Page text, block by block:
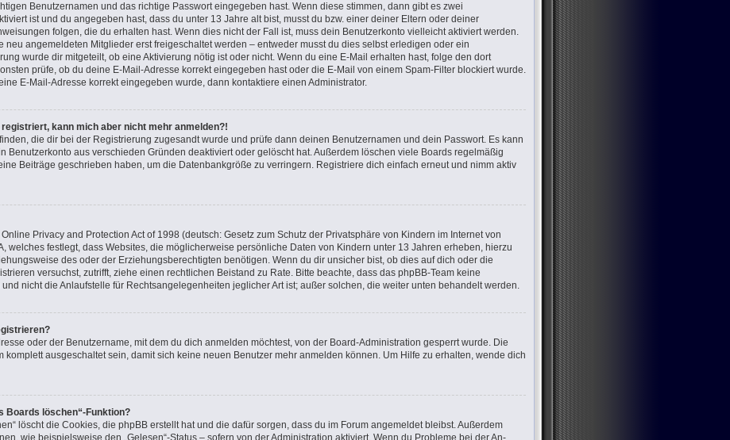
Benutzernamen und das richtige Passwort eingegeben hast. Wenn diese stimmen, dann gibt es zwei
ist und du angegeben hast, dass du unter 13 Jahre alt bist, musst du bzw. einer deiner Eltern oder deiner
folgen, die du erhalten hast. Wenn dies nicht der Fall ist, muss dein Benutzerkonto vielleicht aktiviert werden.
neu angemeldeten Mitglieder erst freigeschaltet werden – entweder musst du dies selbst erledigen oder ein
wurde dir mitgeteilt, ob eine Aktivierung nötig ist oder nicht. Wenn du eine E-Mail erhalten hast, folge den dort
prüfe, ob du deine E-Mail-Adresse korrekt eingegeben hast oder die E-Mail von einem Spam-Filter blockiert wurde.
E-Mail-Adresse korrekt eingegeben wurde, dann kontaktiere einen Administrator.
kann mich aber nicht mehr anmelden?!
die dir bei der Registrierung zugesandt wurde und prüfe dann deinen Benutzernamen und dein Passwort. Es kann
Benutzerkonto aus verschieden Gründen deaktiviert oder gelöscht hat. Außerdem löschen viele Boards regelmäßig
Beiträge geschrieben haben, um die Datenbankgröße zu verringern. Registriere dich einfach erneut und nimm aktiv
Privacy and Protection Act of 1998 (deutsch: Gesetz zum Schutz der Privatsphäre von Kindern im Internet von
welches festlegt, dass Websites, die möglicherweise persönliche Daten von Kindern unter 13 Jahren erheben, hierzu
des oder der Erziehungsberechtigten benötigen. Wenn du dir unsicher bist, ob dies auf dich oder die
versuchst, zutrifft, ziehe einen rechtlichen Beistand zu Rate. Bitte beachte, dass das phpBB-Team keine
nicht die Anlaufstelle für Rechtsangelegenheiten jeglicher Art ist; außer solchen, die weiter unten behandelt werden.
oder der Benutzername, mit dem du dich anmelden möchtest, von der Board-Administration gesperrt wurde. Die
komplett ausgeschaltet sein, damit sich keine neuen Benutzer mehr anmelden können. Um Hilfe zu erhalten, wende dich
Boards löschen“-Funktion?
löscht die Cookies, die phpBB erstellt hat und die dafür sorgen, dass du im Forum angemeldet bleibst. Außerdem
wie beispielsweise den „Gelesen“-Status – sofern von der Administration aktiviert. Wenn du Probleme bei der An-